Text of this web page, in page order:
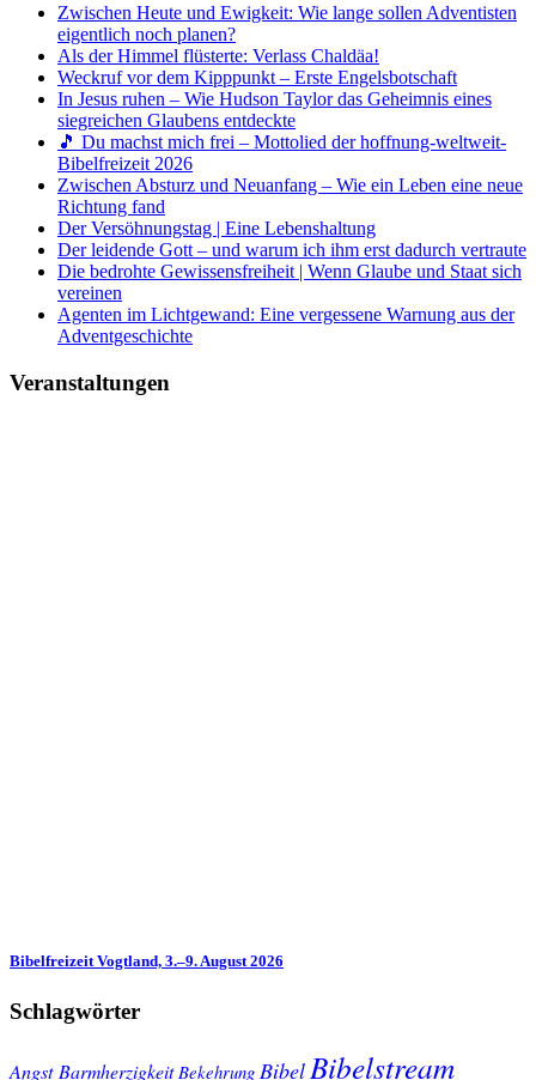
Zwischen Heute und Ewigkeit: Wie lange sollen Adventisten
eigentlich noch planen?
Als der Himmel flüsterte: Verlass Chaldäa!
Weckruf vor dem Kipppunkt – Erste Engelsbotschaft
In Jesus ruhen – Wie Hudson Taylor das Geheimnis eines
siegreichen Glaubens entdeckte
🎵 Du machst mich frei – Mottolied der hoffnung-weltweit-
Bibelfreizeit 2026
Zwischen Absturz und Neuanfang – Wie ein Leben eine neue
Richtung fand
Der Versöhnungstag | Eine Lebenshaltung
Der leidende Gott – und warum ich ihm erst dadurch vertraute
Die bedrohte Gewissensfreiheit | Wenn Glaube und Staat sich
vereinen
Agenten im Lichtgewand: Eine vergessene Warnung aus der
Adventgeschichte
Veranstaltungen
Bibelfreizeit Vogtland, 3.–9. August 2026
Schlagwörter
AngstBarmherzigkeit Bekehrung BibelBibelstream